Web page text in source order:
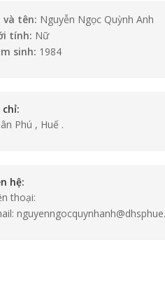
và tên: Nguyễn Ngọc Quỳnh Anh
tính: Nữ
sinh: 1984
Phú , Huế .
hệ:
thoại: